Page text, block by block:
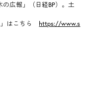
広報」（日経BP）。土
」はこちら https://www.s